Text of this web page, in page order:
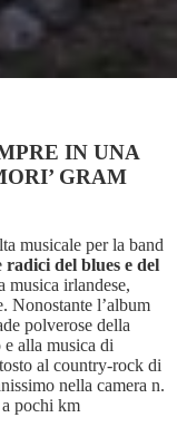
IN UNA
GRAM
musicale per la band
radici del blues e del
musica irlandese,
Nonostante l’album
polverose della
alla musica di
al country-rock di
nella camera n.
pochi km